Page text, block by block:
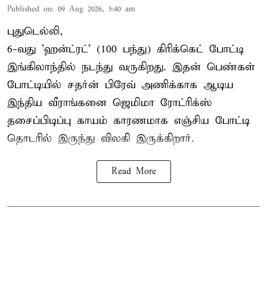
Published on: 09 Aug 2026, 5:40 am
புதுடெல்லி,
6-வது 'ஹன்ட்ரட்' (100 பந்து) கிரிக்கெட் போட்டி
இங்கிலாந்தில் நடந்து வருகிறது. இதன் பெண்கள்
போட்டியில் சதர்ன் பிரேவ் அணிக்காக ஆடிய
இந்திய வீராங்கனை ஜெமிமா ரோட்ரிக்ஸ்
தசைப்பிடிப்பு காயம் காரணமாக எஞ்சிய போட்டி
தொடரில் இருந்து விலகி இருக்கிறார்.
Read More